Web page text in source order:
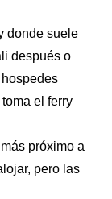
donde suele
después o
el ferry
próximo a
pero las